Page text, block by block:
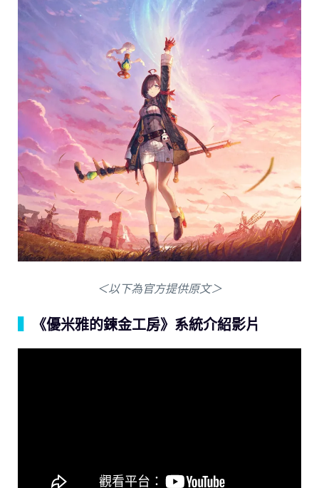
＜以下為官方提供原文＞
《優米雅的鍊金工房》系統介紹影片